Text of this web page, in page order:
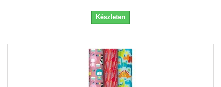
Készleten